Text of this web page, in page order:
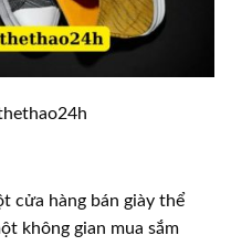
cửa hàng bán giày thể
không gian mua sắm